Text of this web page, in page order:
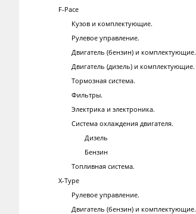
F-Pace
Кузов и комплектующие.
Рулевое управление.
Двигатель (бензин) и комплектующие.
Двигатель (дизель) и комплектующие.
Тормозная система.
Фильтры.
Электрика и электроника.
Система охлаждения двигателя.
Дизель
Бензин
Топливная система.
X-Type
Рулевое управление.
Двигатель (бензин) и комплектующие.